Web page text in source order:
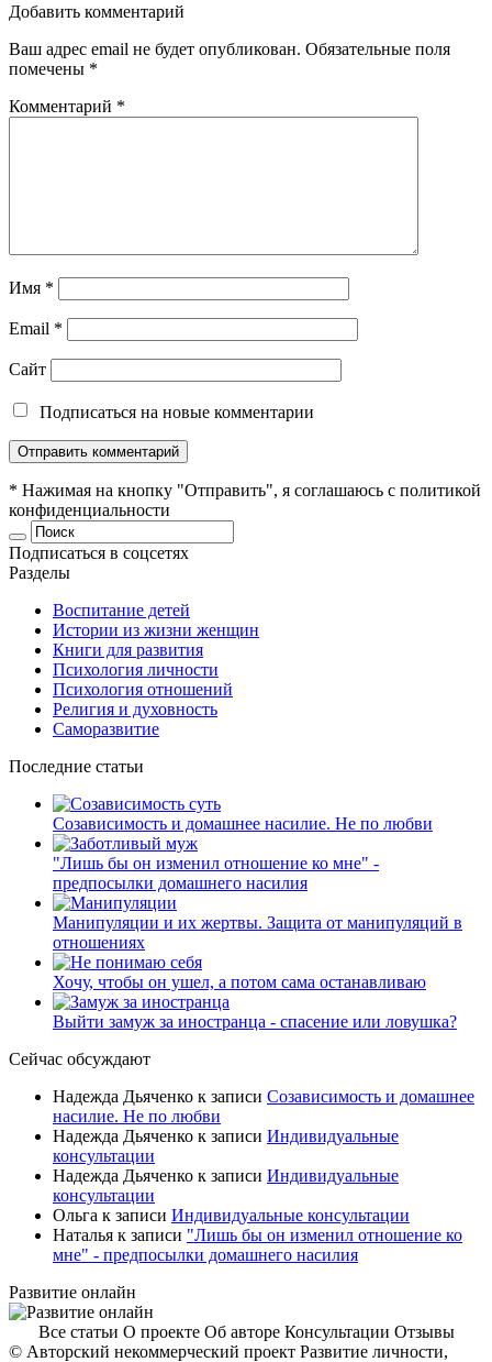
Добавить комментарий
Ваш адрес email не будет опубликован. Обязательные поля
помечены *
Комментарий *
Имя *
Email *
Сайт
Подписаться на новые комментарии
* Нажимая на кнопку "Отправить", я соглашаюсь с политикой
конфиденциальности
Подписаться в соцсетях
Разделы
Воспитание детей
Истории из жизни женщин
Книги для развития
Психология личности
Психология отношений
Религия и духовность
Саморазвитие
Последние статьи
Созависимость и домашнее насилие. Не по любви
"Лишь бы он изменил отношение ко мне" -
предпосылки домашнего насилия
Манипуляции и их жертвы. Защита от манипуляций в
отношениях
Хочу, чтобы он ушел, а потом сама останавливаю
Выйти замуж за иностранца - спасение или ловушка?
Сейчас обсуждают
Надежда Дьяченко к записи Созависимость и домашнее
насилие. Не по любви
Надежда Дьяченко к записи Индивидуальные
консультации
Надежда Дьяченко к записи Индивидуальные
консультации
Ольга к записи Индивидуальные консультации
Наталья к записи "Лишь бы он изменил отношение ко
мне" - предпосылки домашнего насилия
Развитие онлайн
Все статьи О проекте Об авторе Консультации Отзывы
© Авторский некоммерческий проект Развитие личности,